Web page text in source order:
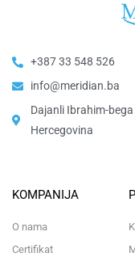
+387 33 548 526
info@meridian.ba
Dajanli Ibrahim-
Hercegovina​
KOMPANIJA
O nama
Certifikat